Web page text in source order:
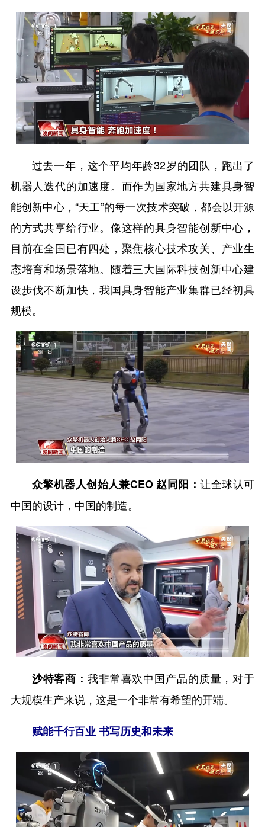
过去一年，这个平均年龄32岁的团队，跑出了
机器人迭代的加速度。而作为国家地方共建具身智
能创新中心，“天工”的每一次技术突破，都会以开源
的方式共享给行业。像这样的具身智能创新中心，
目前在全国已有四处，聚焦核心技术攻关、产业生
态培育和场景落地。随着三大国际科技创新中心建
设步伐不断加快，我国具身智能产业集群已经初具
规模。
众擎机器人创始人兼CEO 赵同阳：让全球认可
中国的设计，中国的制造。
沙特客商：我非常喜欢中国产品的质量，对于
大规模生产来说，这是一个非常有希望的开端。
赋能千行百业 书写历史和未来